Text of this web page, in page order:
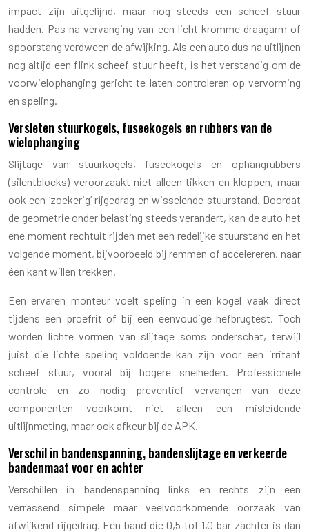
impact zijn uitgelijnd, maar nog steeds een scheef stuur
hadden. Pas na vervanging van een licht kromme draagarm of
spoorstang verdween de afwijking. Als een auto dus na uitlijnen
nog altijd een flink scheef stuur heeft, is het verstandig om de
voorwielophanging gericht te laten controleren op vervorming
en speling.
Versleten stuurkogels, fuseekogels en rubbers van de
wielophanging
Slijtage van stuurkogels, fuseekogels en ophangrubbers
(silentblocks) veroorzaakt niet alleen tikken en kloppen, maar
ook een ‘zoekerig’ rijgedrag en wisselende stuurstand. Doordat
de geometrie onder belasting steeds verandert, kan de auto het
ene moment rechtuit rijden met een redelijke stuurstand en het
volgende moment, bijvoorbeeld bij remmen of accelereren, naar
één kant willen trekken.
Een ervaren monteur voelt speling in een kogel vaak direct
tijdens een proefrit of bij een eenvoudige hefbrugtest. Toch
worden lichte vormen van slijtage soms onderschat, terwijl
juist die lichte speling voldoende kan zijn voor een irritant
scheef stuur, vooral bij hogere snelheden. Professionele
controle en zo nodig preventief vervangen van deze
componenten voorkomt niet alleen een misleidende
uitlijnmeting, maar ook afkeur bij de APK.
Verschil in bandenspanning, bandenslijtage en verkeerde
bandenmaat voor en achter
Verschillen in bandenspanning links en rechts zijn een
verrassend simpele maar veelvoorkomende oorzaak van
afwijkend rijgedrag. Een band die 0,5 tot 1,0 bar zachter is dan